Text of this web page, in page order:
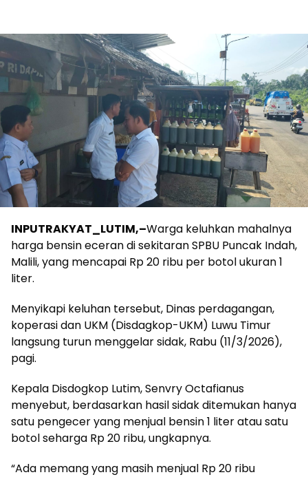
INPUTRAKYAT_LUTIM,–Warga keluhkan mahalnya
harga bensin eceran di sekitaran SPBU Puncak Indah,
Malili, yang mencapai Rp 20 ribu per botol ukuran 1
liter.
Menyikapi keluhan tersebut, Dinas perdagangan,
koperasi dan UKM (Disdagkop-UKM) Luwu Timur
langsung turun menggelar sidak, Rabu (11/3/2026),
pagi.
Kepala Disdogkop Lutim, Senvry Octafianus
menyebut, berdasarkan hasil sidak ditemukan hanya
satu pengecer yang menjual bensin 1 liter atau satu
botol seharga Rp 20 ribu, ungkapnya.
“Ada memang yang masih menjual Rp 20 ribu